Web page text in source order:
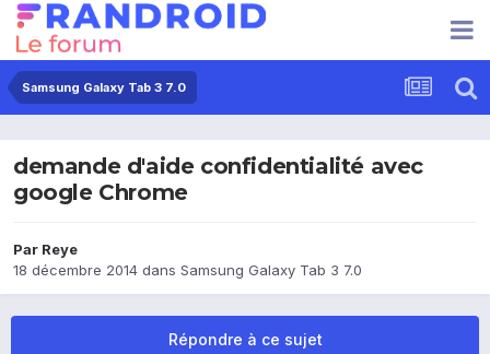
Samsung Galaxy Tab 3 7.0
demande d'aide confidentialité avec
google Chrome
Par Reye
18 décembre 2014 dans Samsung Galaxy Tab 3 7.0
Répondre à ce sujet